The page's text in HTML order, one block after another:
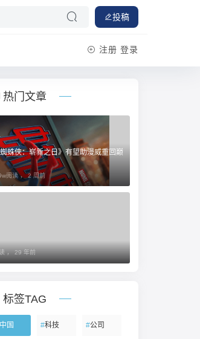
投稿
注册 登录
热门文章
蛛侠：崭新之日》有望助漫威重回巅
阅读 ，2 周前
， 29 年前
标签TAG
国 #科技 #公司